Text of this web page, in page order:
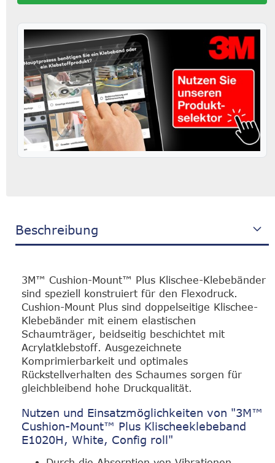
Beschreibung
3M™ Cushion-Mount™ Plus Klischee-Klebebänder
sind speziell konstruiert für den Flexodruck.
Cushion-Mount Plus sind doppelseitige Klischee-
Klebebänder mit einem elastischen
Schaumträger, beidseitig beschichtet mit
Acrylatklebstoff. Ausgezeichnete
Komprimierbarkeit und optimales
Rückstellverhalten des Schaumes sorgen für
gleichbleibend hohe Druckqualität.
Nutzen und Einsatzmöglichkeiten von "3M™
Cushion-Mount™ Plus Klischeeklebeband
E1020H, White, Config roll"